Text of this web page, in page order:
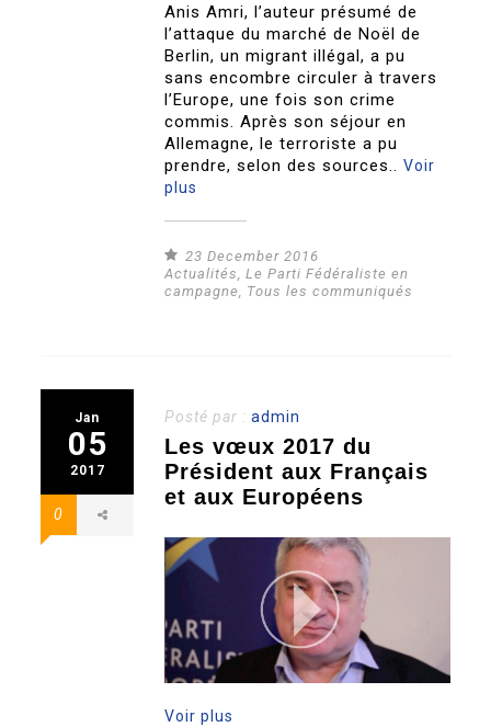
Anis Amri, l’auteur présumé de
l’attaque du marché de Noël de
Berlin, un migrant illégal, a pu
sans encombre circuler à travers
l’Europe, une fois son crime
commis. Après son séjour en
Allemagne, le terroriste a pu
prendre, selon des sources..Voir
plus
23 December 2016
Actualités ,Le Parti Fédéraliste en
campagne
Tous les communiqués
Jan
05
2017
0
Posté par :admin
Les vœux 2017 du
Président aux Français
et aux Européens
Voir plus